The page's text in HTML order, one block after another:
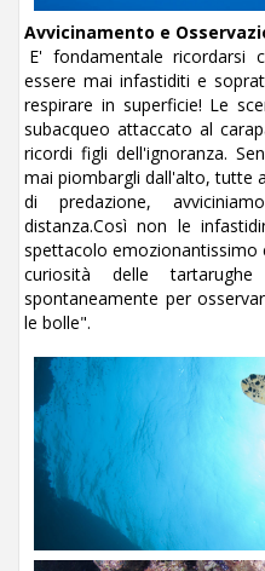
Avvicinamento e
E' fondamentale ricordarsi
essere mai infastiditi e
respirare in superficie! Le
subacqueo attaccato al
ricordi figli dell'ignoranza.
mai piombargli dall'alto, tutte
di predazione,
distanza.Così non le
spettacolo emozionantissimo
curiosità delle
spontaneamente per
le bolle".